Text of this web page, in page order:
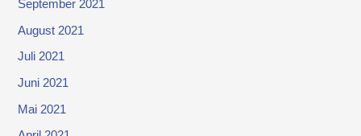
September 2021
August 2021
Juli 2021
Juni 2021
Mai 2021